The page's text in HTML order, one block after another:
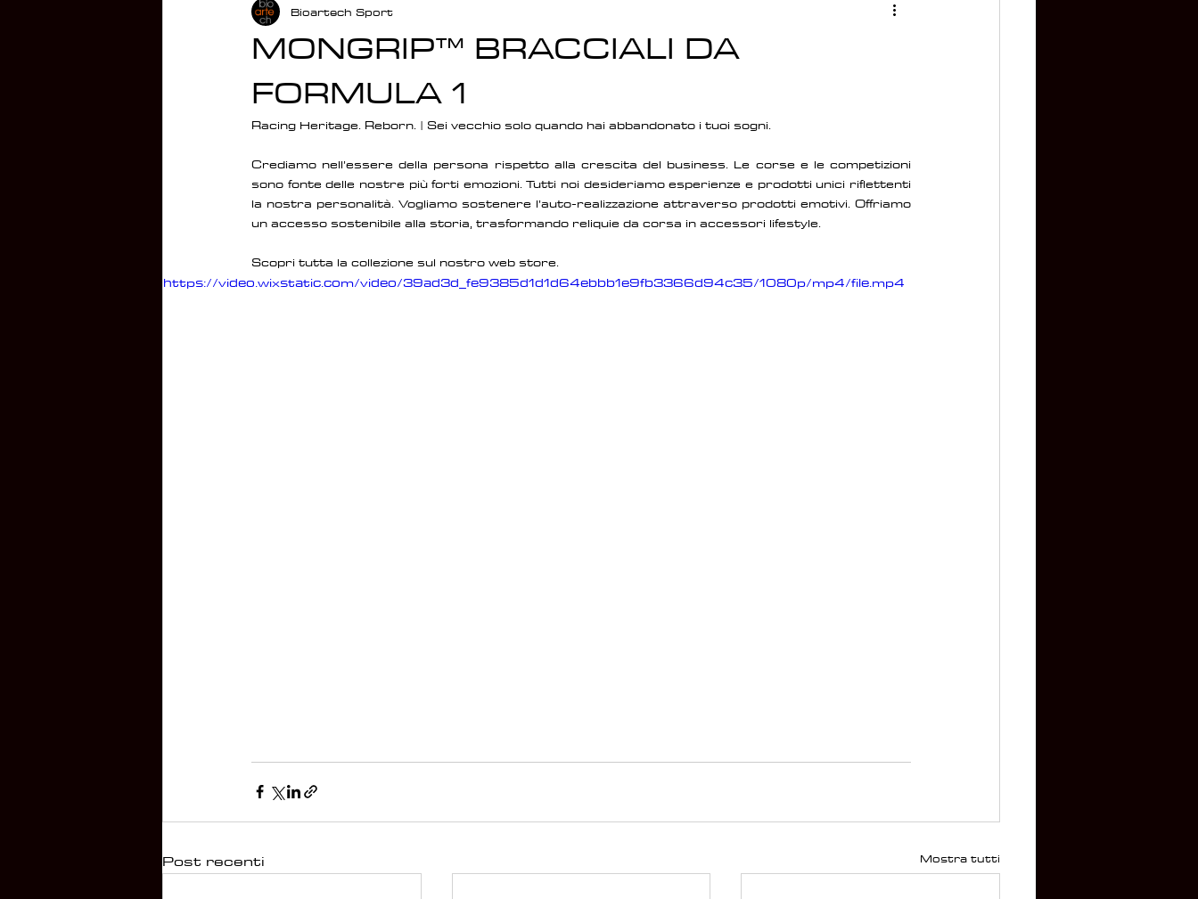
MONGRIP™ BRACCIALI DA
FORMULA 1
Bioartech Sport
Racing Heritage. Reborn. | Sei vecchio solo quando hai abbandonato i tuoi sogni.
Crediamo nell’essere della persona rispetto alla crescita del business. Le corse e le competizioni
sono fonte delle nostre più forti emozioni. Tutti noi desideriamo esperienze e prodotti unici riflettenti
la nostra personalità. Vogliamo sostenere l’auto-realizzazione attraverso prodotti emotivi. Offriamo
un accesso sostenibile alla storia, trasformando reliquie da corsa in accessori lifestyle.
Scopri tutta la collezione sul nostro web store.
https://video.wixstatic.com/video/39ad3d_fe9385d1d1d64ebbb1e9fb3366d94c35/1080p/mp4/file.mp4
Post recenti Mostra tutti